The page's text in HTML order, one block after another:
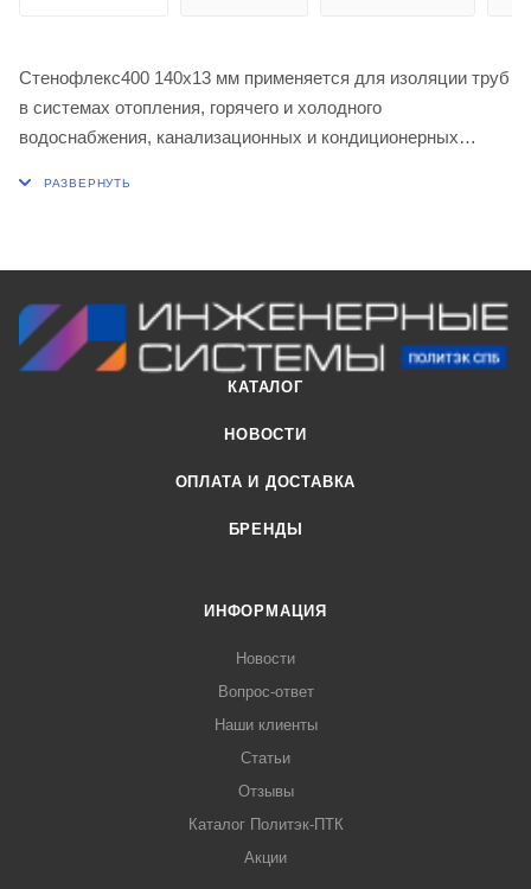
Стенофлекс400 140х13 мм применяется для изоляции труб
в системах отопления, горячего и холодного
водоснабжения, канализационных и кондиционерных
КАТАЛОГ
НОВОСТИ
ОПЛАТА И ДОСТАВКА
БРЕНДЫ
ИНФОРМАЦИЯ
Новости
Вопрос-ответ
Наши клиенты
Статьи
Отзывы
Каталог Политэк-ПТК
Акции